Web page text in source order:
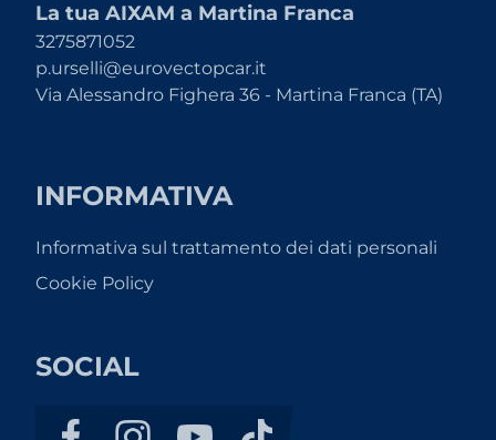
La tua AIXAM a Martina Franca
3275871052
p.urselli@eurovectopcar.it
Via Alessandro Fighera 36 - Martina Franca (TA)
INFORMATIVA
Informativa sul trattamento dei dati personali
Cookie Policy
SOCIAL